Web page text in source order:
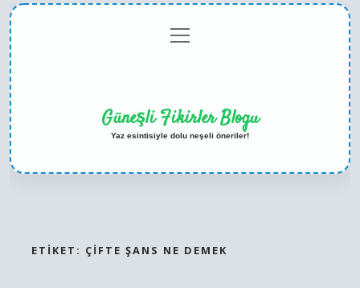
menüyü
aç
Güneşli Fikirler Blogu
Yaz esintisiyle dolu neşeli öneriler!
ETIKET: ÇIFTE ŞANS NE DEMEK